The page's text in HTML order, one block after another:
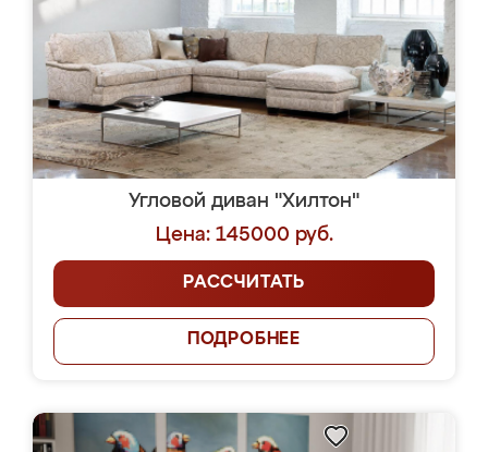
Угловой диван "Хилтон"
Цена: 145000 руб.
РАССЧИТАТЬ
ПОДРОБНЕЕ